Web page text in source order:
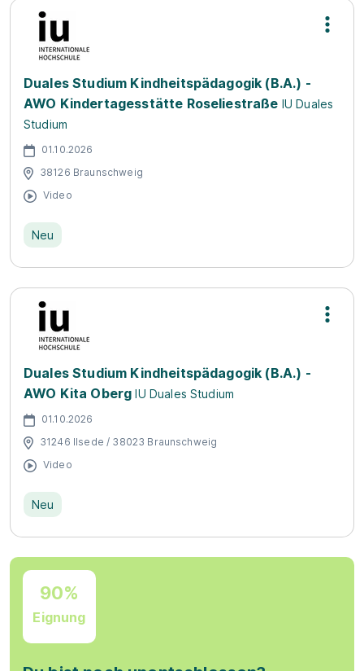
Duales Studium Kindheitspädagogik (B.A.) -
AWO Kindertagesstätte Roseliestraße IU Duales
Studium
01.10.2026
38126 Braunschweig
Video
Neu
Duales Studium Kindheitspädagogik (B.A.) -
AWO Kita ObergIU Duales Studium
01.10.2026
31246 Ilsede / 38023 Braunschweig
Video
Neu
90%
Eignung